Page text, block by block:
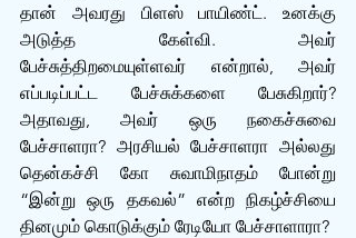
தான் அவரது பிளஸ் பாயிண்ட். உனக்கு
அடுத்த கேள்வி. அவர்
பேச்சுத்திறமையுள்ளவர் என்றால், அவர்
எப்படிப்பட்ட பேச்சுக்களை பேசுகிறார்?
அதாவது, அவர் ஒரு நகைச்சுவை
பேச்சாளரா? அரசியல் பேச்சாளரா அல்லது
தென்கச்சி கோ சுவாமிநாதம் போன்று
“இன்று ஒரு தகவல்” என்ற நிகழ்ச்சியை
தினமும் கொடுக்கும் ரேடியோ பேச்சாளாரா?